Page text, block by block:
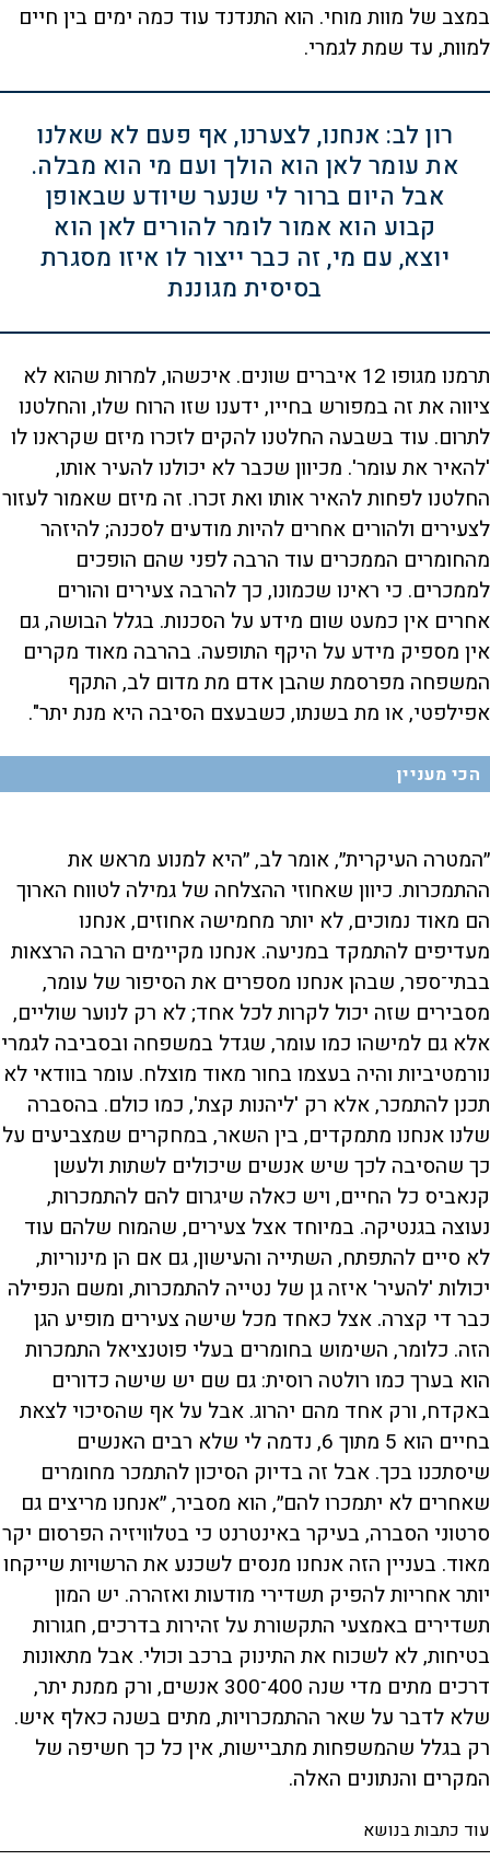
במצב של מוות מוחי. הוא התנדנד עוד כמה ימים בין חיים
למוות, עד שמת לגמרי.
רון לב: אנחנו, לצערנו, אף פעם לא שאלנו
את עומר לאן הוא הולך ועם מי הוא מבלה.
אבל היום ברור לי שנער שיודע שבאופן
קבוע הוא אמור לומר להורים לאן הוא
יוצא, עם מי, זה כבר ייצור לו איזו מסגרת
בסיסית מגוננת
תרמנו מגופו 12 איברים שונים. איכשהו, למרות שהוא לא
ציווה את זה במפורש בחייו, ידענו שזו הרוח שלו, והחלטנו
לתרום. עוד בשבעה החלטנו להקים לזכרו מיזם שקראנו לו
'להאיר את עומר'. מכיוון שכבר לא יכולנו להעיר אותו,
החלטנו לפחות להאיר אותו ואת זכרו. זה מיזם שאמור לעזור
לצעירים ולהורים אחרים להיות מודעים לסכנה; להיזהר
מהחומרים הממכרים עוד הרבה לפני שהם הופכים
לממכרים. כי ראינו שכמונו, כך להרבה צעירים והורים
אחרים אין כמעט שום מידע על הסכנות. בגלל הבושה, גם
אין מספיק מידע על היקף התופעה. בהרבה מאוד מקרים
המשפחה מפרסמת שהבן אדם מת מדום לב, התקף
אפילפטי, או מת בשנתו, כשבעצם הסיבה היא מנת יתר".
הכי מעניין
״המטרה העיקרית״, אומר לב, ״היא למנוע מראש את
ההתמכרות. כיוון שאחוזי ההצלחה של גמילה לטווח הארוך
הם מאוד נמוכים, לא יותר מחמישה אחוזים, אנחנו
מעדיפים להתמקד במניעה. אנחנו מקיימים הרבה הרצאות
בבתי־ספר, שבהן אנחנו מספרים את הסיפור של עומר,
מסבירים שזה יכול לקרות לכל אחד; לא רק לנוער שוליים,
אלא גם למישהו כמו עומר, שגדל במשפחה ובסביבה לגמרי
נורמטיביות והיה בעצמו בחור מאוד מוצלח. עומר בוודאי לא
תכנן להתמכר, אלא רק 'ליהנות קצת', כמו כולם. בהסברה
שלנו אנחנו מתמקדים, בין השאר, במחקרים שמצביעים על
כך שהסיבה לכך שיש אנשים שיכולים לשתות ולעשן
קנאביס כל החיים, ויש כאלה שיגרום להם להתמכרות,
נעוצה בגנטיקה. במיוחד אצל צעירים, שהמוח שלהם עוד
לא סיים להתפתח, השתייה והעישון, גם אם הן מינוריות,
יכולות 'להעיר' איזה גן של נטייה להתמכרות, ומשם הנפילה
כבר די קצרה. אצל כאחד מכל שישה צעירים מופיע הגן
הזה. כלומר, השימוש בחומרים בעלי פוטנציאל התמכרות
הוא בערך כמו רולטה רוסית: גם שם יש שישה כדורים
באקדח, ורק אחד מהם יהרוג. אבל על אף שהסיכוי לצאת
בחיים הוא 5 מתוך 6, נדמה לי שלא רבים האנשים
שיסתכנו בכך. אבל זה בדיוק הסיכון להתמכר מחומרים
שאחרים לא יתמכרו להם״, הוא מסביר, ״אנחנו מריצים גם
סרטוני הסברה, בעיקר באינטרנט כי בטלוויזיה הפרסום יקר
מאוד. בעניין הזה אנחנו מנסים לשכנע את הרשויות שייקחו
יותר אחריות להפיק תשדירי מודעות ואזהרה. יש המון
תשדירים באמצעי התקשורת על זהירות בדרכים, חגורות
בטיחות, לא לשכוח את התינוק ברכב וכולי. אבל מתאונות
דרכים מתים מדי שנה 400־300 אנשים, ורק ממנת יתר,
שלא לדבר על שאר ההתמכרויות, מתים בשנה כאלף איש.
רק בגלל שהמשפחות מתביישות, אין כל כך חשיפה של
המקרים והנתונים האלה.
עוד כתבות בנושא